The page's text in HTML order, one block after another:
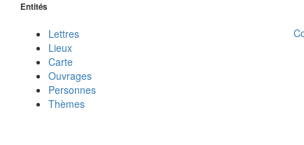
Entités
Lettres
Lieux
Carte
Ouvrages
Personnes
Thèmes